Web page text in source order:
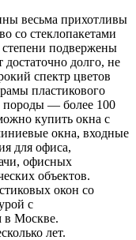
весьма прихотливы
со стеклопакетами
подвержены
долго, не
спектр цветов
пластикового
породы — более 100
купить окна с
окна, входные
для офиса,
офисных
объектов.
окон со
с
в Москве.
лет.